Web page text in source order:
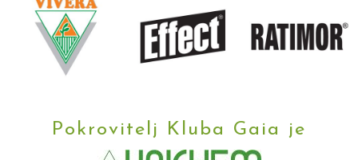
Pokrovitelj Kluba Gaia je